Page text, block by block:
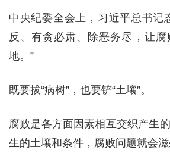
中央纪委全会上，习近平总书记
反、有贪必肃、除恶务尽，让腐
地。”
既要拔“病树”，也要铲“土壤”。
腐败是各方面因素相互交织产生
生的土壤和条件，腐败问题就会滋